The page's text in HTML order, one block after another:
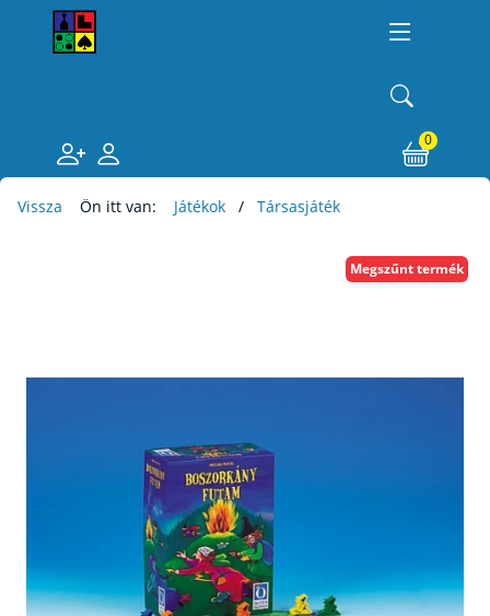
0
Vissza Ön itt van: Játékok Társasjáték
Megszűnt termék